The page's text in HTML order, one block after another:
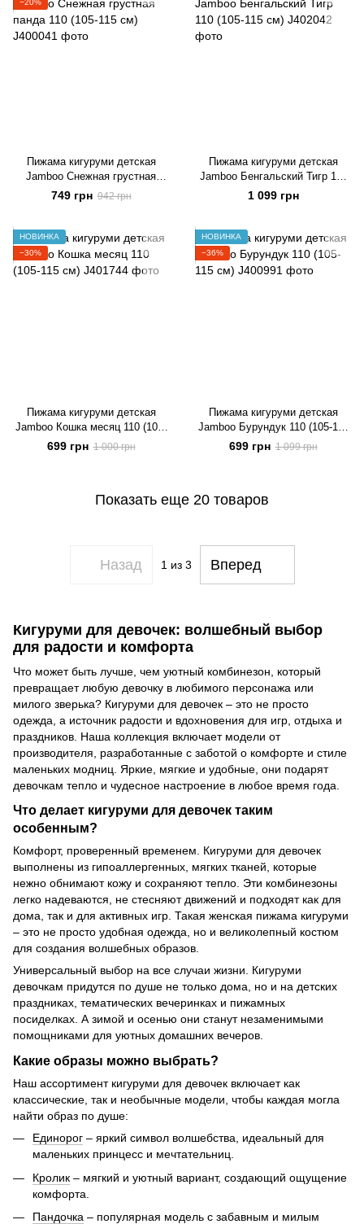
−20%
Пижама кигуруми детская
Jamboo Снежная грустная
панда 110 (105-115 см)
749 грн 942 грн
Пижама кигуруми детская
Jamboo Бенгальский Тигр 110
(105-115 см)
1 099 грн
НОВИНКА
−30%
Пижама кигуруми детская
Jamboo Кошка месяц 110 (105-
115 см)
699 грн 1 000 грн
НОВИНКА
−36%
Пижама кигуруми детская
Jamboo Бурундук 110 (105-115
см)
699 грн 1 099 грн
Показать еще 20 товаров
Назад 1 из 3 Вперед
Кигуруми для девочек: волшебный выбор
для радости и комфорта
Что может быть лучше, чем уютный комбинезон, который
превращает любую девочку в любимого персонажа или
милого зверька? Кигуруми для девочек – это не просто
одежда, а источник радости и вдохновения для игр, отдыха и
праздников. Наша коллекция включает модели от
производителя, разработанные с заботой о комфорте и стиле
маленьких модниц. Яркие, мягкие и удобные, они подарят
девочкам тепло и чудесное настроение в любое время года.
Что делает кигуруми для девочек таким
особенным?
Комфорт, проверенный временем. Кигуруми для девочек
выполнены из гипоаллергенных, мягких тканей, которые
нежно обнимают кожу и сохраняют тепло. Эти комбинезоны
легко надеваются, не стесняют движений и подходят как для
дома, так и для активных игр. Такая женская пижама кигуруми
– это не просто удобная одежда, но и великолепный костюм
для создания волшебных образов.
Универсальный выбор на все случаи жизни. Кигуруми
девочкам придутся по душе не только дома, но и на детских
праздниках, тематических вечеринках и пижамных
посиделках. А зимой и осенью они станут незаменимыми
помощниками для уютных домашних вечеров.
Какие образы можно выбрать?
Наш ассортимент кигуруми для девочек включает как
классические, так и необычные модели, чтобы каждая могла
найти образ по душе:
Единорог – яркий символ волшебства, идеальный для
маленьких принцесс и мечтательниц.
Кролик – мягкий и уютный вариант, создающий ощущение
комфорта.
Пандочка – популярная модель с забавным и милым